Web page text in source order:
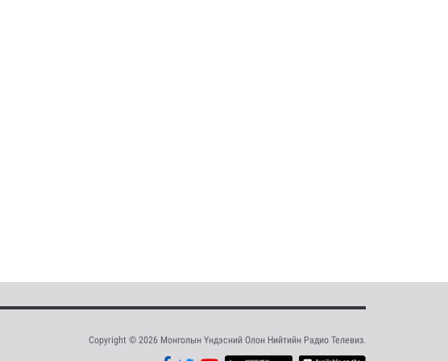
Copyright © 2026 Монголын Үндэсний Олон Нийтийн Радио Телевиз.